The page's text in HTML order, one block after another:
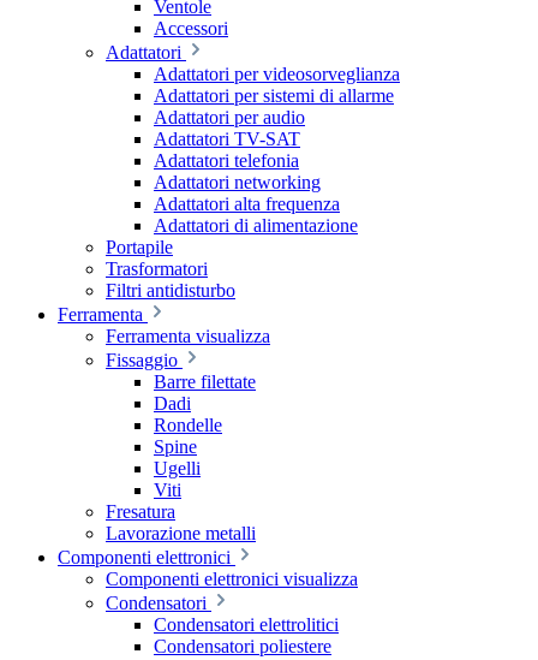
Ventole
Accessori
Adattatori
Adattatori per videosorveglianza
Adattatori per sistemi di allarme
Adattatori per audio
Adattatori TV-SAT
Adattatori telefonia
Adattatori networking
Adattatori alta frequenza
Adattatori di alimentazione
Portapile
Trasformatori
Filtri antidisturbo
Ferramenta
Ferramenta visualizza
Fissaggio
Barre filettate
Dadi
Rondelle
Spine
Ugelli
Viti
Fresatura
Lavorazione metalli
Componenti elettronici
Componenti elettronici visualizza
Condensatori
Condensatori elettrolitici
Condensatori poliestere